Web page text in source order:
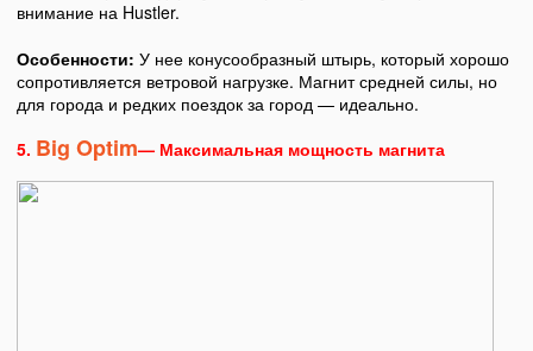
внимание на Hustler.
Особенности: У нее конусообразный штырь, который хорошо
сопротивляется ветровой нагрузке. Магнит средней силы, но
для города и редких поездок за город — идеально.
5. Big Optim— Максимальная мощность магнита